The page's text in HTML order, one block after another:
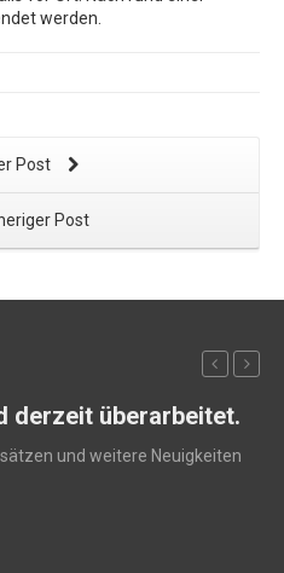
werden.
Post
Post
derzeit überarbeitet.
und weitere Neuigkeiten